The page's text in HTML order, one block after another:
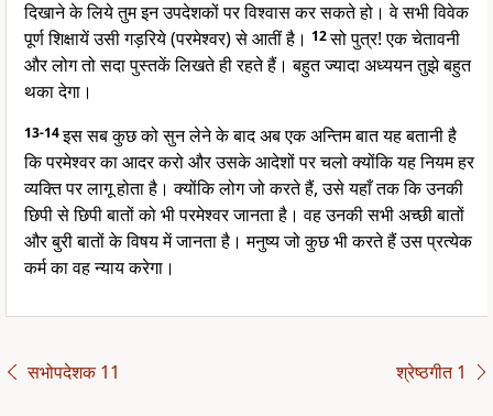
दिखाने के लिये तुम इन उपदेशकों पर विश्वास कर सकते हो। वे सभी विवेक
पूर्ण शिक्षायें उसी गड़रिये (परमेश्वर) से आतीं है। 12सो पुत्र! एक चेतावनी
और लोग तो सदा पुस्तकें लिखते ही रहते हैं। बहुत ज्यादा अध्ययन तुझे बहुत
थका देगा।
13-14इस सब कुछ को सुन लेने के बाद अब एक अन्तिम बात यह बतानी है
कि परमेश्वर का आदर करो और उसके आदेशों पर चलो क्योंकि यह नियम हर
व्यक्ति पर लागू होता है। क्योंकि लोग जो करते हैं, उसे यहाँ तक कि उनकी
छिपी से छिपी बातों को भी परमेश्वर जानता है। वह उनकी सभी अच्छी बातों
और बुरी बातों के विषय में जानता है। मनुष्य जो कुछ भी करते हैं उस प्रत्येक
कर्म का वह न्याय करेगा।
सभोपदेशक 11 श्रेष्ठगीत 1